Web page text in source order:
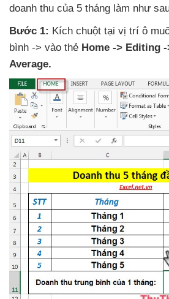
doanh thu của 5 tháng làm như
Bước 1: Kích chuột tại vị trí ô
bình -> vào thẻ Home -> Editing
Average.